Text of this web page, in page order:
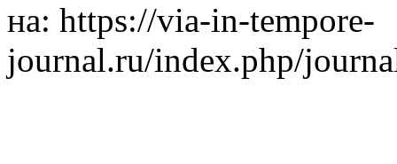
на: https://via-in-tempore-
journal.ru/index.php/